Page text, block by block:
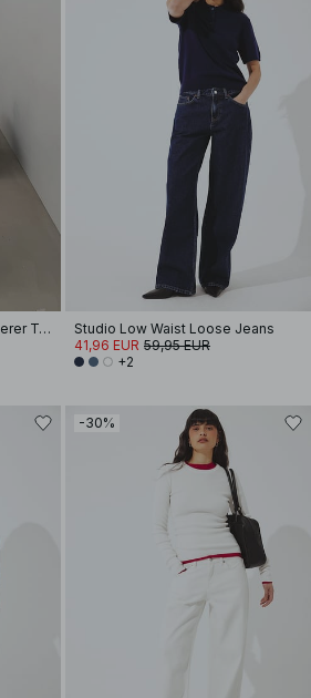
Way gerade Jeans mit mittlerer Taille
Studio Low Waist Loose Jeans
41,96 EUR 59,95 EUR
+2
-30%